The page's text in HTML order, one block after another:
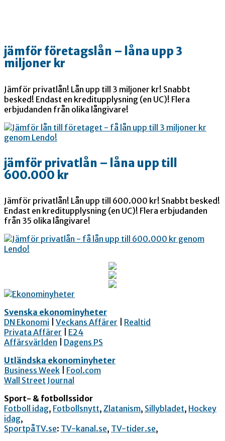
jämför företagslån – låna upp 3
miljoner kr
Jämför privatlån! Lån upp till 3 miljoner kr! Snabbt
besked! Endast en kreditupplysning (en UC)! Flera
erbjudanden från olika långivare!
jämför privatlån – låna upp till
600.000 kr
Jämför privatlån! Lån upp till 600.000 kr! Snabbt besked!
Endast en kreditupplysning (en UC)! Flera erbjudanden
från 35 olika långivare!
Svenska ekonominyheter
DN Ekonomi
Veckans Affärer
Realtid
Privata Affärer
E24
Affärsvärlden
Dagens PS
Utländska ekonominyheter
Business Week
Fool.com
Wall Street Journal
Sport- & fotbollssidor
Fotboll idag, Fotbollsnytt, Zlatanism, Sillybladet, Hockey
idag,
SportpåTV.se: TV-kanal.se, TV-tider.se,